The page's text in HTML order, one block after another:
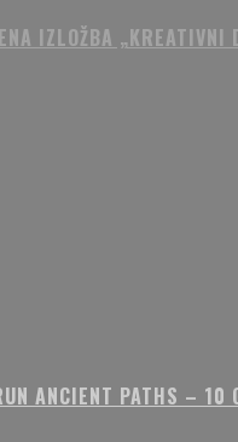
IZLOŽBA
ANCIENT PATHS – 10